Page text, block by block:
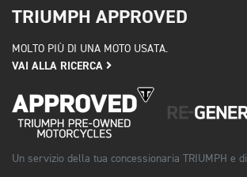
TRIUMPH APPROVED
MOLTO PIÙ DI UNA MOTO USATA.
VAI ALLA RICERCA
Un servizio della tua concessionaria TRIUMPH e di